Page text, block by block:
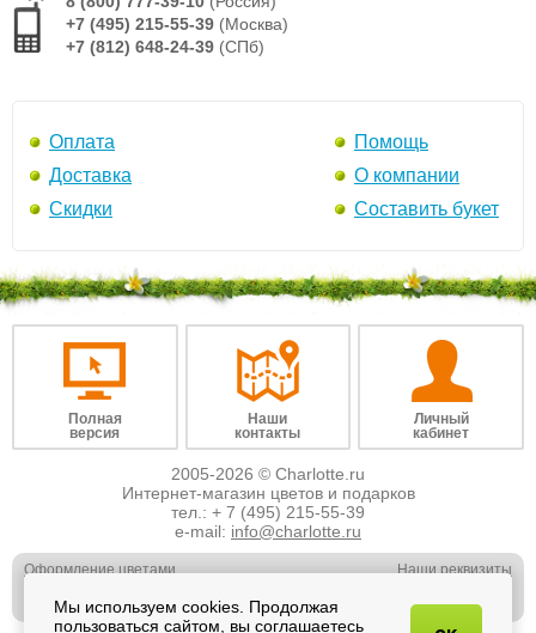
+7 (495) 215-55-39 (Москва)
+7 (812) 648-24-39 (СПб)
Оплата
Доставка
Скидки
Помощь
О компании
Составить букет
Полная
версия
Наши
контакты
Личный
кабинет
2005-2026 © Charlotte.ru
Интернет-магазин цветов и подарков
тел.: + 7 (495) 215-55-39
e-mail: info@charlotte.ru
Оформление цветами
Свадебная флористика
Наши реквизиты
Отзывы о нас
Мы используем cookies. Продолжая
пользоваться сайтом, вы соглашаетесь